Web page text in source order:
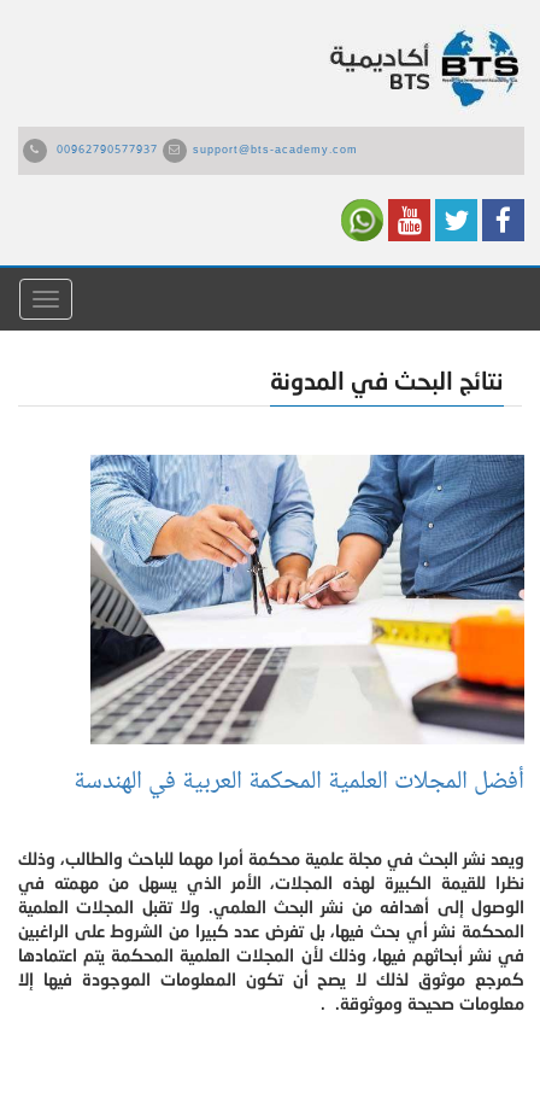
00962790577937 support@bts-academy.com
القائمة
نتائج البحث في المدونة
أفضل المجلات العلمية المحكمة العربية في الهندسة
ويعد نشر البحث في مجلة علمية محكمة أمرا مهما للباحث والطالب، وذلك
نظرا للقيمة الكبيرة لهذه المجلات، الأمر الذي يسهل من مهمته في
الوصول إلى أهدافه من نشر البحث العلمي. ولا تقبل المجلات العلمية
المحكمة نشر أي بحث فيها، بل تفرض عدد كبيرا من الشروط على الراغبين
في نشر أبحاثهم فيها، وذلك لأن المجلات العلمية المحكمة يتم اعتمادها
كمرجع موثوق لذلك لا يصح أن تكون المعلومات الموجودة فيها إلا
معلومات صحيحة وموثوقة. .